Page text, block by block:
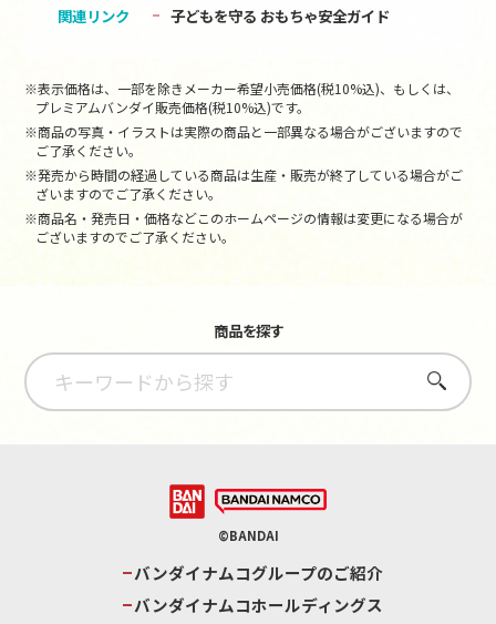
関連リンク
子どもを守る おもちゃ安全ガイド
※表示価格は、一部を除きメーカー希望小売価格(税10%込)、もしくは、
プレミアムバンダイ販売価格(税10%込)です。
※商品の写真・イラストは実際の商品と一部異なる場合がございますので
ご了承ください。
※発売から時間の経過している商品は生産・販売が終了している場合がご
ざいますのでご了承ください。
※商品名・発売日・価格などこのホームページの情報は変更になる場合が
ございますのでご了承ください。
商品を探す
さがす
©BANDAI
バンダイナムコグループのご紹介
バンダイナムコホールディングス